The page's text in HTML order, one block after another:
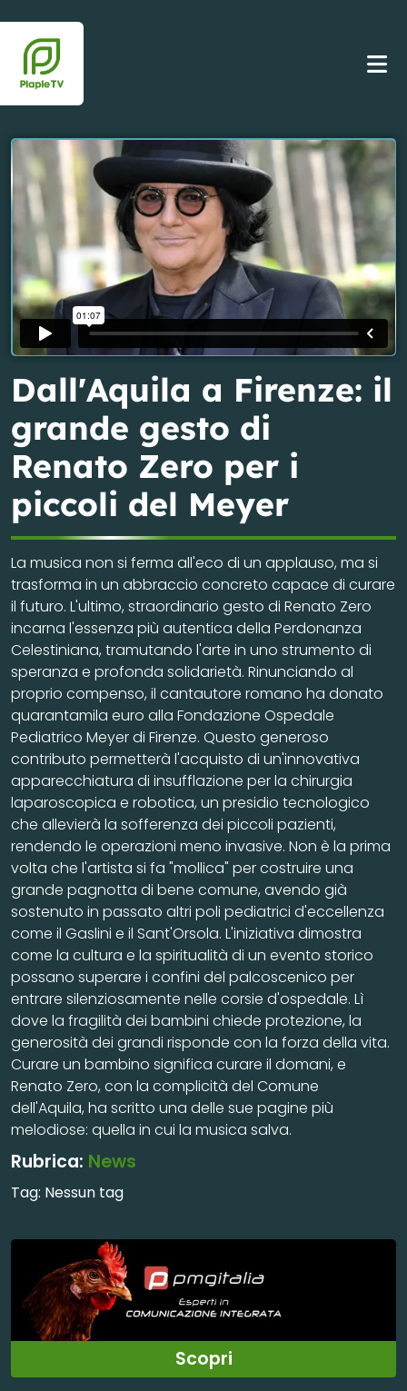
Dall'Aquila a Firenze: il
grande gesto di
Renato Zero per i
piccoli del Meyer
La musica non si ferma all'eco di un applauso, ma si
trasforma in un abbraccio concreto capace di curare
il futuro. L'ultimo, straordinario gesto di Renato Zero
incarna l'essenza più autentica della Perdonanza
Celestiniana, tramutando l'arte in uno strumento di
speranza e profonda solidarietà. Rinunciando al
proprio compenso, il cantautore romano ha donato
quarantamila euro alla Fondazione Ospedale
Pediatrico Meyer di Firenze. Questo generoso
contributo permetterà l'acquisto di un'innovativa
apparecchiatura di insufflazione per la chirurgia
laparoscopica e robotica, un presidio tecnologico
che allevierà la sofferenza dei piccoli pazienti,
rendendo le operazioni meno invasive. Non è la prima
volta che l'artista si fa "mollica" per costruire una
grande pagnotta di bene comune, avendo già
sostenuto in passato altri poli pediatrici d'eccellenza
come il Gaslini e il Sant'Orsola. L'iniziativa dimostra
come la cultura e la spiritualità di un evento storico
possano superare i confini del palcoscenico per
entrare silenziosamente nelle corsie d'ospedale. Lì
dove la fragilità dei bambini chiede protezione, la
generosità dei grandi risponde con la forza della vita.
Curare un bambino significa curare il domani, e
Renato Zero, con la complicità del Comune
dell'Aquila, ha scritto una delle sue pagine più
melodiose: quella in cui la musica salva.
Rubrica: News
Tag: Nessun tag
Scopri